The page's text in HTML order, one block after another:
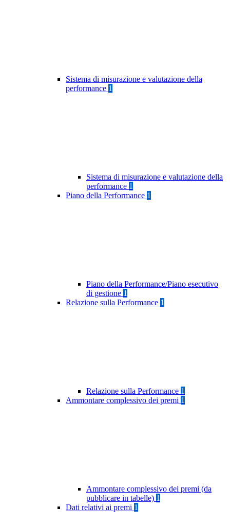
Sistema di misurazione e valutazione della
performance 1
Sistema di misurazione e valutazione della
performance 1
Piano della Performance 1
Piano della Performance/Piano esecutivo
di gestione 1
Relazione sulla Performance 1
Relazione sulla Performance 1
Ammontare complessivo dei premi 1
Ammontare complessivo dei premi (da
pubblicare in tabelle) 1
Dati relativi ai premi 1